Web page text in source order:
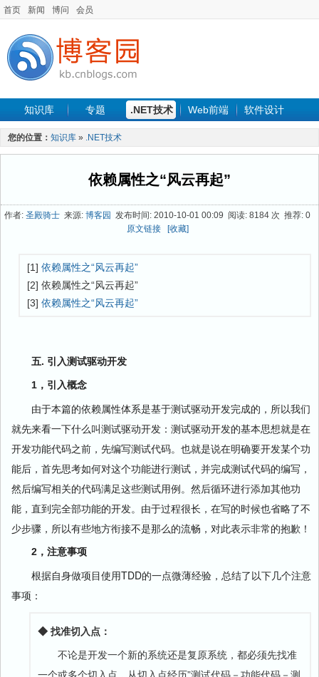
首页 新闻 博问 会员
知识库 专题 .NET技术 Web前端 软件设计
手机开发 软件工程
最新文章
您的位置： 知识库 » .NET技术
依赖属性之“风云再起”
作者: 圣殿骑士 来源: 博客园 发布时间: 2010-10-01 00:09 阅读: 8184 次 推荐: 0
原文链接
[收藏]
[1] 依赖属性之“风云再起”
[2] 依赖属性之“风云再起”
[3] 依赖属性之“风云再起”
五. 引入测试驱动开发
1，引入概念
由于本篇的依赖属性体系是基于测试驱动开发完成的，所以我们
就先来看一下什么叫测试驱动开发：测试驱动开发的基本思想就是在
开发功能代码之前，先编写测试代码。也就是说在明确要开发某个功
能后，首先思考如何对这个功能进行测试，并完成测试代码的编写，
然后编写相关的代码满足这些测试用例。然后循环进行添加其他功
能，直到完全部功能的开发。由于过程很长，在写的时候也省略了不
少步骤，所以有些地方衔接不是那么的流畅，对此表示非常的抱歉！
2，注意事项
根据自身做项目使用TDD的一点微薄经验，总结了以下几个注意
事项：
◆ 找准切入点：
不论是开发一个新的系统还是复原系统，都必须先找准
一个或多个切入点，从切入点经历”测试代码－功能代码－测